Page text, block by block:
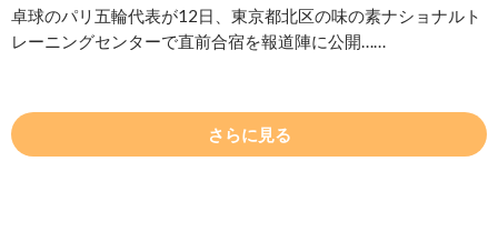
卓球のパリ五輪代表が12日、東京都北区の味の素ナショナルト
レーニングセンターで直前合宿を報道陣に公開……
さらに見る